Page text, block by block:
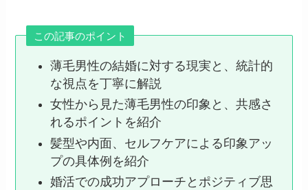
この記事のポイント
薄毛男性の結婚に対する現実と、統計的
な視点を丁寧に解説
女性から見た薄毛男性の印象と、共感さ
れるポイントを紹介
髪型や内面、セルフケアによる印象アッ
プの具体例を紹介
婚活での成功アプローチとポジティブ思